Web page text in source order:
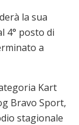
la sua
4° posto di
a
Kart
Bravo Sport,
stagionale